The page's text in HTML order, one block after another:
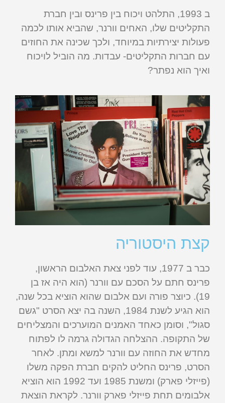
ב 1993, התלהט ויכוח בין פרינס ובין חברת
התקליטים שלו, האחים וורנר, שהביא אותו לכמה
פעולות יצירתיות במיוחד, ולכך שכינה את החוזים
עם חברות התקליטים- עבדות. מה הוביל לויכוח
ואיך הוא נפתר?
קצת היסטוריה
כבר ב 1977, עוד לפני צאת האלבום הראשון,
פרינס חתם על הסכם עם וורנר (הוא היה אז בן
19). כיוצר פורה ועם אלבום שהוא הוציא בכל שנה,
הוא הגיע לשנת 1984, השנה בה יצא הסרט "גשם
סגול", וסומן כאחד האמנים המוערכים והמצליחים
של התקופה. ההצלחה הגדולה גרמה לו לפתוח
מחדש את החוזה עם וורנר למשא ומתן. לאחר
הסרט, פרינס החליט להקים חברת הפקה משלו
(פייזלי פארק) ומשנת 1985 ועד 1992 הוא הוציא
אלבומים תחת פייזלי פארק וורנר. לקראת הוצאת